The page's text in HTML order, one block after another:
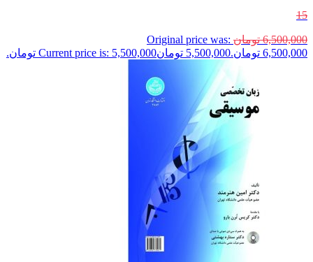
15
6,500,000 تومان Original price was:
6,500,000 تومان.
5,500,000 تومانCurrent price is: 5,500,000 تومان.